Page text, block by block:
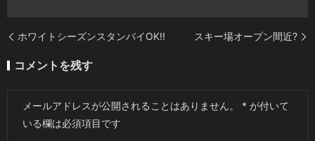
ホワイトシーズンスタンバイOK!! スキー場オープン間近?
コメントを残す
メールアドレスが公開されることはありません。 * が付いて
いる欄は必須項目です